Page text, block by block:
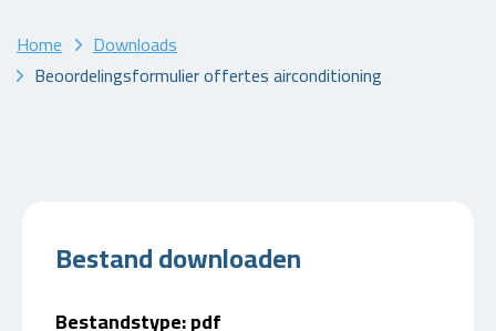
Home
Downloads
Beoordelingsformulier offertes airconditioning
Bestand downloaden
Bestandstype: pdf